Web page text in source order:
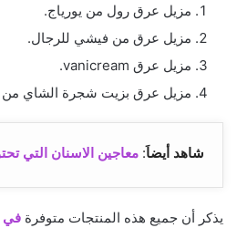
مزيل عرق رول من يورياج.
مزيل عرق من فيشي للرجال.
مزيل عرق vanicream.
مزيل عرق بزيت شجرة الشاي من
شاهد أيضاَ: معاجين الاسنان التي
يذكر أن جميع هذه المنتجات متوفرة في